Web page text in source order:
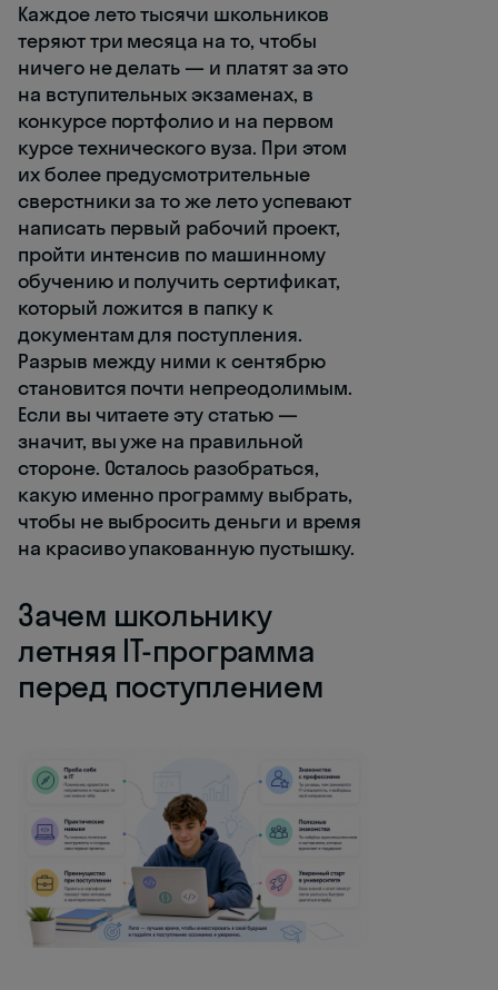
Каждое лето тысячи школьников
теряют три месяца на то, чтобы
ничего не делать — и платят за это
на вступительных экзаменах, в
конкурсе портфолио и на первом
курсе технического вуза. При этом
их более предусмотрительные
сверстники за то же лето успевают
написать первый рабочий проект,
пройти интенсив по машинному
обучению и получить сертификат,
который ложится в папку к
документам для поступления.
Разрыв между ними к сентябрю
становится почти непреодолимым.
Если вы читаете эту статью —
значит, вы уже на правильной
стороне. Осталось разобраться,
какую именно программу выбрать,
чтобы не выбросить деньги и время
на красиво упакованную пустышку.
Зачем школьнику
летняя IT-программа
перед поступлением